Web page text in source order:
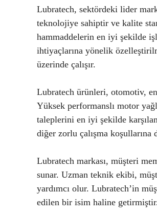
Lubratech, sektördeki lider
teknolojiye sahiptir ve kalite
hammaddelerin en iyi şekilde
ihtiyaçlarına yönelik
üzerinde çalışır.
Lubratech ürünleri, otomotiv,
Yüksek performanslı motor
taleplerini en iyi şekilde
diğer zorlu çalışma koşullarına
Lubratech markası, müşteri
sunar. Uzman teknik ekibi,
yardımcı olur. Lubratech’in
edilen bir isim haline